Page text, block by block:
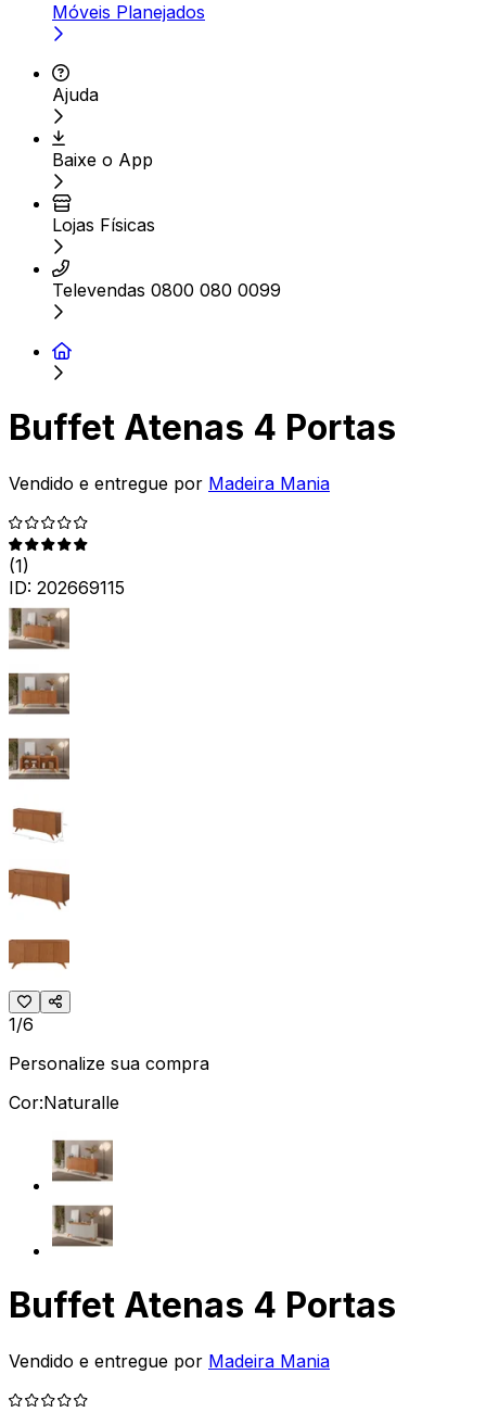
Móveis Planejados
Ajuda
Baixe o App
Lojas Físicas
Televendas 0800 080 0099
Buffet Atenas 4 Portas
Vendido e entregue por Madeira Mania
(1)
ID: 202669115
1/6
Personalize sua compra
Cor:Naturalle
Buffet Atenas 4 Portas
Vendido e entregue por Madeira Mania